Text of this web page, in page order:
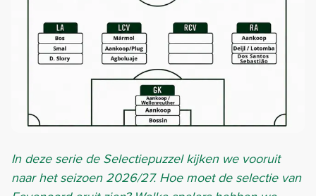
In deze serie de Selectiepuzzel kijken we vooruit
naar het seizoen 2026/27. Hoe moet de selectie van